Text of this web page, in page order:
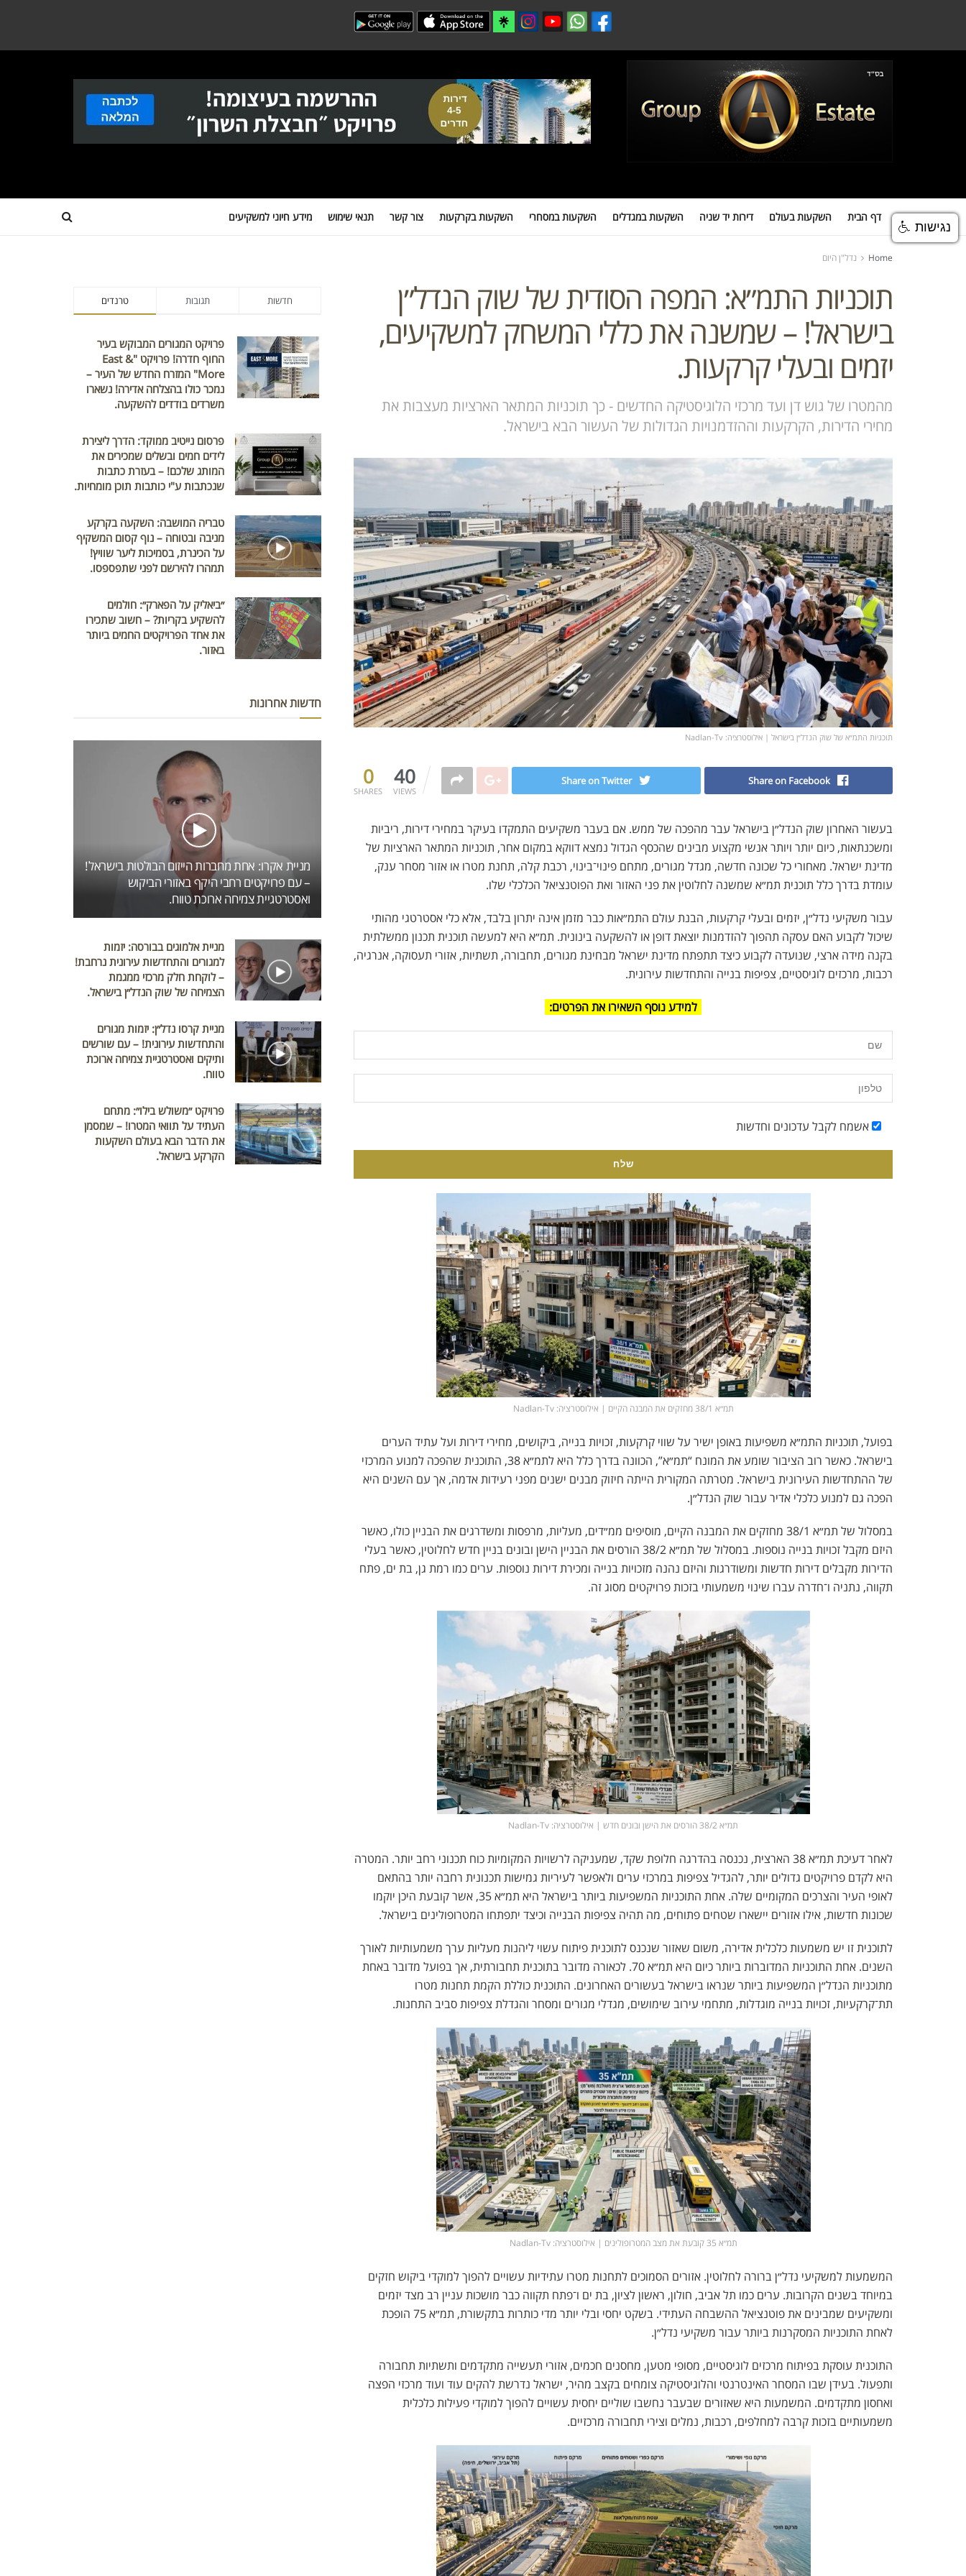
השקעות בקרקעות צור קשר תנאי שימוש מידע חיוני למשקיעים
דף הבית השקעות בעולם דירות יד שניה השקעות במגדלים השקעות במסחרי השקעות בקרקעות צור קשר תנאי שימוש מידע חיוני למשקיעים
Home נדל"ן היום
תוכניות התמ״א: המפה הסודית של שוק הנדל״ן
בישראל! – שמשנה את כללי המשחק למשקיעים,
יזמים ובעלי קרקעות.
מהמטרו של גוש דן ועד מרכזי הלוגיסטיקה החדשים - כך תוכניות המתאר הארציות מעצבות את
מחירי הדירות, הקרקעות וההזדמנויות הגדולות של העשור הבא בישראל.
תוכניות התמ״א של שוק הנדל״ן בישראל | אילוסטרציה: Nadlan-Tv
0
SHARES
40
VIEWS
Share on Facebook
Share on Twitter
בעשור האחרון שוק הנדל״ן בישראל עבר מהפכה של ממש. אם בעבר משקיעים התמקדו בעיקר במחירי דירות, ריביות
ומשכנתאות, כיום יותר ויותר אנשי מקצוע מבינים שהכסף הגדול נמצא דווקא במקום אחר, תוכניות המתאר הארציות של
מדינת ישראל. מאחורי כל שכונה חדשה, מגדל מגורים, מתחם פינוי־בינוי, רכבת קלה, תחנת מטרו או אזור מסחר ענק,
עומדת בדרך כלל תוכנית תמ״א שמשנה לחלוטין את פני האזור ואת הפוטנציאל הכלכלי שלו.
עבור משקיעי נדל״ן, יזמים ובעלי קרקעות, הבנת עולם התמ״אות כבר מזמן אינה יתרון בלבד, אלא כלי אסטרטגי מהותי
שיכול לקבוע האם עסקה תהפוך להזדמנות יוצאת דופן או להשקעה בינונית. תמ״א היא למעשה תוכנית תכנון ממשלתית
בקנה מידה ארצי, שנועדה לקבוע כיצד תתפתח מדינת ישראל מבחינת מגורים, תחבורה, תשתיות, אזורי תעסוקה, אנרגיה,
רכבות, מרכזים לוגיסטיים, צפיפות בנייה והתחדשות עירונית.
למידע נוסף השאירו את הפרטים:
אשמח לקבל עדכונים וחדשות
תמ״א 38/1 מחזקים את המבנה הקיים | אילוסטרציה: Nadlan-Tv
בפועל, תוכניות התמ״א משפיעות באופן ישיר על שווי קרקעות, זכויות בנייה, ביקושים, מחירי דירות ועל עתיד הערים
בישראל. כאשר רוב הציבור שומע את המונח “תמ״א”, הכוונה בדרך כלל היא לתמ״א 38,
התוכנית שהפכה למנוע המרכזי
של ההתחדשות העירונית בישראל. מטרתה המקורית הייתה חיזוק מבנים ישנים מפני רעידות אדמה, אך עם השנים היא
הפכה גם למנוע כלכלי אדיר עבור שוק הנדל״ן.
במסלול של תמ״א 38/1 מחזקים את המבנה הקיים, מוסיפים ממ״דים, מעליות, מרפסות ומשדרגים את הבניין כולו, כאשר
היזם מקבל זכויות בנייה נוספות. במסלול של תמ״א 38/2 הורסים את הבניין הישן ובונים בניין חדש לחלוטין, כאשר בעלי
הדירות מקבלים דירות חדשות ומשודרגות והיזם נהנה מזכויות בנייה ומכירת דירות נוספות. ערים כמו רמת גן, בת ים, פתח
תקווה, נתניה ו־חדרה עברו שינוי משמעותי בזכות פרויקטים מסוג זה.
תמ״א 38/2 הורסים את הישן ובונים חדש | אילוסטרציה: Nadlan-Tv
לאחר דעיכת תמ״א 38 הארצית, נכנסה בהדרגה חלופת שקד, שמעניקה לרשויות המקומיות כוח תכנוני רחב יותר. המטרה
היא לקדם פרויקטים גדולים יותר, להגדיל צפיפות במרכזי ערים ולאפשר לעיריות גמישות תכנונית רחבה יותר בהתאם
לאופי העיר והצרכים המקומיים שלה. אחת התוכניות המשפיעות ביותר בישראל היא תמ״א 35
, אשר קובעת היכן יוקמו
שכונות חדשות, אילו אזורים יישארו שטחים פתוחים, מה תהיה צפיפות הבנייה וכיצד יתפתחו המטרופולינים בישראל.
לתוכנית זו יש משמעות כלכלית אדירה, משום שאזור שנכנס לתוכנית פיתוח עשוי ליהנות מעליות ערך משמעותיות לאורך
השנים. אחת התוכניות המדוברות ביותר כיום היא תמ״א 70
. לכאורה מדובר בתוכנית תחבורתית, אך בפועל מדובר באחת
מתוכניות הנדל״ן המשפיעות ביותר שנראו בישראל בעשורים האחרונים. התוכנית כוללת הקמת תחנות מטרו
תת־קרקעיות, זכויות בנייה מוגדלות, מתחמי עירוב שימושים, מגדלי מגורים ומסחר והגדלת צפיפות סביב התחנות.
תמ״א 35 קובעת את מצב המטרופולינים | אילוסטרציה: Nadlan-Tv
המשמעות למשקיעי נדל״ן ברורה לחלוטין. אזורים הסמוכים לתחנות מטרו עתידיות עשויים להפוך למוקדי ביקוש חזקים
במיוחד בשנים הקרובות. ערים כמו תל אביב, חולון, ראשון לציון, בת ים ו־פתח תקווה כבר מושכות עניין רב מצד יזמים
ומשקיעים שמבינים את פוטנציאל ההשבחה העתידי. בשקט יחסי ובלי יותר מדי כותרות בתקשורת, תמ״א 75
הופכת
לאחת התוכניות המסקרנות ביותר עבור משקיעי נדל״ן.
התוכנית עוסקת בפיתוח מרכזים לוגיסטיים, מסופי מטען, מחסנים חכמים, אזורי תעשייה מתקדמים ותשתיות תחבורה
ותפעול. בעידן שבו המסחר האינטרנטי והלוגיסטיקה צומחים בקצב מהיר, ישראל נדרשת להקים עוד ועוד מרכזי הפצה
ואחסון מתקדמים. המשמעות היא שאזורים שבעבר נחשבו שוליים יחסית עשויים להפוך למוקדי פעילות כלכלית
משמעותיים בזכות קרבה למחלפים, רכבות, נמלים וצירי תחבורה מרכזיים.
טרנדים תגובות חדשות
פרויקט המגורים המבוקש בעיר
החוף חדרה! פרויקט "East &
More" המזרח החדש של העיר –
נמכר כולו בהצלחה אדירה! נשארו
משרדים בודדים להשקעה.
פרסום נייטיב ממוקד: הדרך ליצירת
לידים חמים ובשלים שמכירים את
המותג שלכם! – בעזרת כתבות
שנכתבות ע"י כותבות תוכן מומחיות.
טבריה המושבה: השקעה בקרקע
מניבה ובטוחה – נוף קסום המשקיף
על הכינרת, בסמיכות ליער שוויץ!
תמהרו להירשם לפני שתפספסו.
״ביאליק על הפארק״: חולמים
להשקיע בקריות? – חשוב שתכירו
את אחד הפרויקטים החמים ביותר
באזור.
חדשות אחרונות
מניית אקרו: אחת מחברות הייזום הבולטות בישראל!
– עם פרויקטים רחבי היקף באזורי הביקוש
ואסטרטגיית צמיחה ארוכת טווח.
מניית אלמוגים בבורסה: יזמות
למגורים והתחדשות עירונית נרחבת!
– לוקחת חלק מרכזי ממגמת
הצמיחה של שוק הנדל״ן בישראל.
מניית קרסו נדל״ן: יזמות מגורים
והתחדשות עירונית! – עם שורשים
ותיקים ואסטרטגיית צמיחה ארוכת
טווח.
פרויקט ״משולש בילו״: מתחם
העתיד על תוואי המטרו! – שמסמן
את הדבר הבא בעולם השקעות
הקרקע בישראל.
נגישות